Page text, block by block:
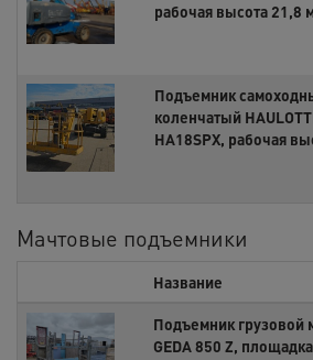
рабочая высота 21,8
Подъемник
коленчатый
HA18SPX, рабочая
Мачтовые подъемники
Название
Подъемник грузовой
GEDA 850 Z,